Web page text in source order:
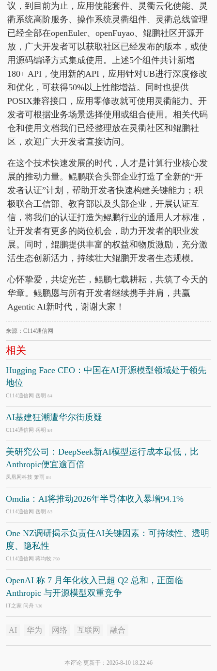
议，到目前为止，应用使能套件、灵衢云化使能、灵
衢系统高阶服务、操作系统灵衢组件、灵衢总线管理
已经全部在openEuler、openFuyao、鲲鹏社区开源开
放，广大开发者可以获取社区已经发布的版本，或使
用源码编译方式集成使用。上述5个组件共计新增
180+ API，使用新的API，应用针对UB进行深度修改
和优化，可获得50%以上性能增益。同时也提供
POSIX兼容接口，应用零修改就可使用灵衢能力。开
发者可根据业务场景选择使用或组合使用。相关代码
仓和使用文档我们已经整理放在灵衢社区和鲲鹏社
区，欢迎广大开发者直接访问。
在这个技术快速发展的时代，人才是计算行业核心发
展的推动力量。鲲鹏联合头部企业打造了全新的“开
发者认证”计划，帮助开发者快速构建关键能力；积
极联合工信部、教育部以及头部企业，开展认证互
信，将我们的认证打造为鲲鹏行业的通用人才标准，
让开发者有更多的岗位机会，助力开发者的职业发
展。同时，鲲鹏提供丰富的权益和物质激励，充分激
活生态创新活力，持续壮大鲲鹏开发者生态规模。
心怀挚爱，共绽光芒，鲲鹏七载耕耘，共筑了今天的
华章。鲲鹏愿与所有开发者继续携手并肩，共赢
Agentic AI新时代，谢谢大家！
来源：C114通信网
相关
Hugging Face CEO：中国在AI开源模型领域处于领先
地位
C114通信网 岳明 8/4
AI基建狂潮遭华尔街质疑
C114通信网 岳明 8/4
美研究公司：DeepSeek新AI模型运行成本最低，比
Anthropic便宜逾百倍
凤凰网科技 箫雨 8/4
Omdia：AI将推动2026年半导体收入暴增94.1%
C114通信网 岳明 8/3
One NZ调研揭示负责任AI关键因素：可持续性、透明
度、隐私性
C114通信网 蒋均牧 7/30
OpenAI 称 7 月年化收入已超 Q2 总和，正面临
Anthropic 与开源模型双重竞争
IT之家 问舟 7/30
AI 华为 网络 互联网 融合
本评论 更新于：2026-8-10 18:22:46